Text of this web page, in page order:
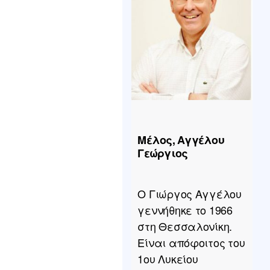
διάχυση νέων
τεχνολογιών στην
κοινωνία και την
οικονομία. Ηγείται
της Μονάδας
Μεταφοράς
Καινοτομίας του
ΑΠΘ, σχεδιάζοντας
αξιοποίηση της
έρευνας, τη
διαχείριση
δικαιωμάτων
διανοητικής
Μέλος, Αγγέλου
Γεώργιος
Ο Γιώργος Αγγέλου
γεννήθηκε το 1966
στη Θεσσαλονίκη.
Είναι απόφοιτος του
1ου Λυκείου